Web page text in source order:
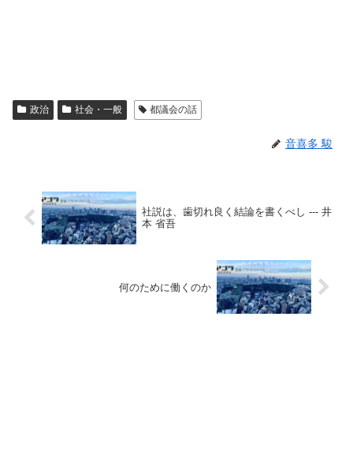
政治 社会・一般 都議会の話
音喜多 駿
社説は、歯切れ良く結論を書くべし --- 井
本 省吾
何のために働くのか